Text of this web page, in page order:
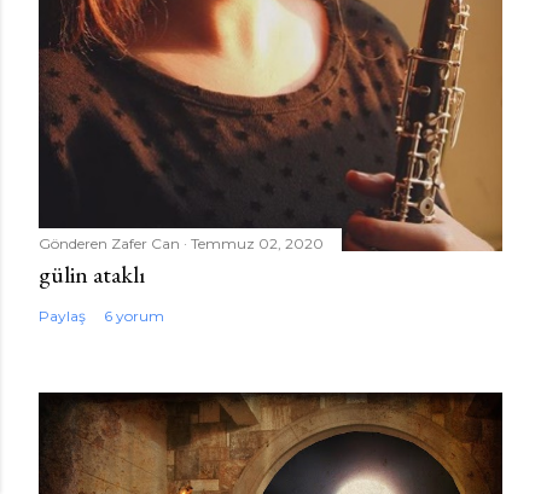
Gönderen Zafer Can Temmuz 02, 2020
gülin ataklı
Paylaş 6 yorum